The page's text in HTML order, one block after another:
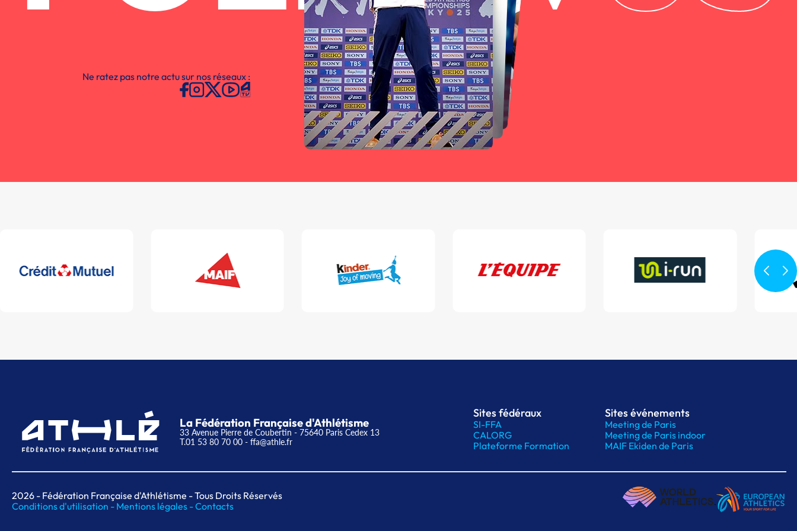
Ne ratez pas notre actu sur nos réseaux :
La Fédération Française d'Athlétisme
33 Avenue Pierre de Coubertin - 75640 Paris Cedex 13
T.01 53 80 70 00 - ffa@athle.fr
Sites fédéraux
SI-FFA
CALORG
Plateforme Formation
Sites événements
Meeting de Paris
Meeting de Paris indoor
MAIF Ekiden de Paris
2026 - Fédération Française d'Athlétisme - Tous Droits Réservés
Conditions d'utilisation - Mentions légales -Contacts